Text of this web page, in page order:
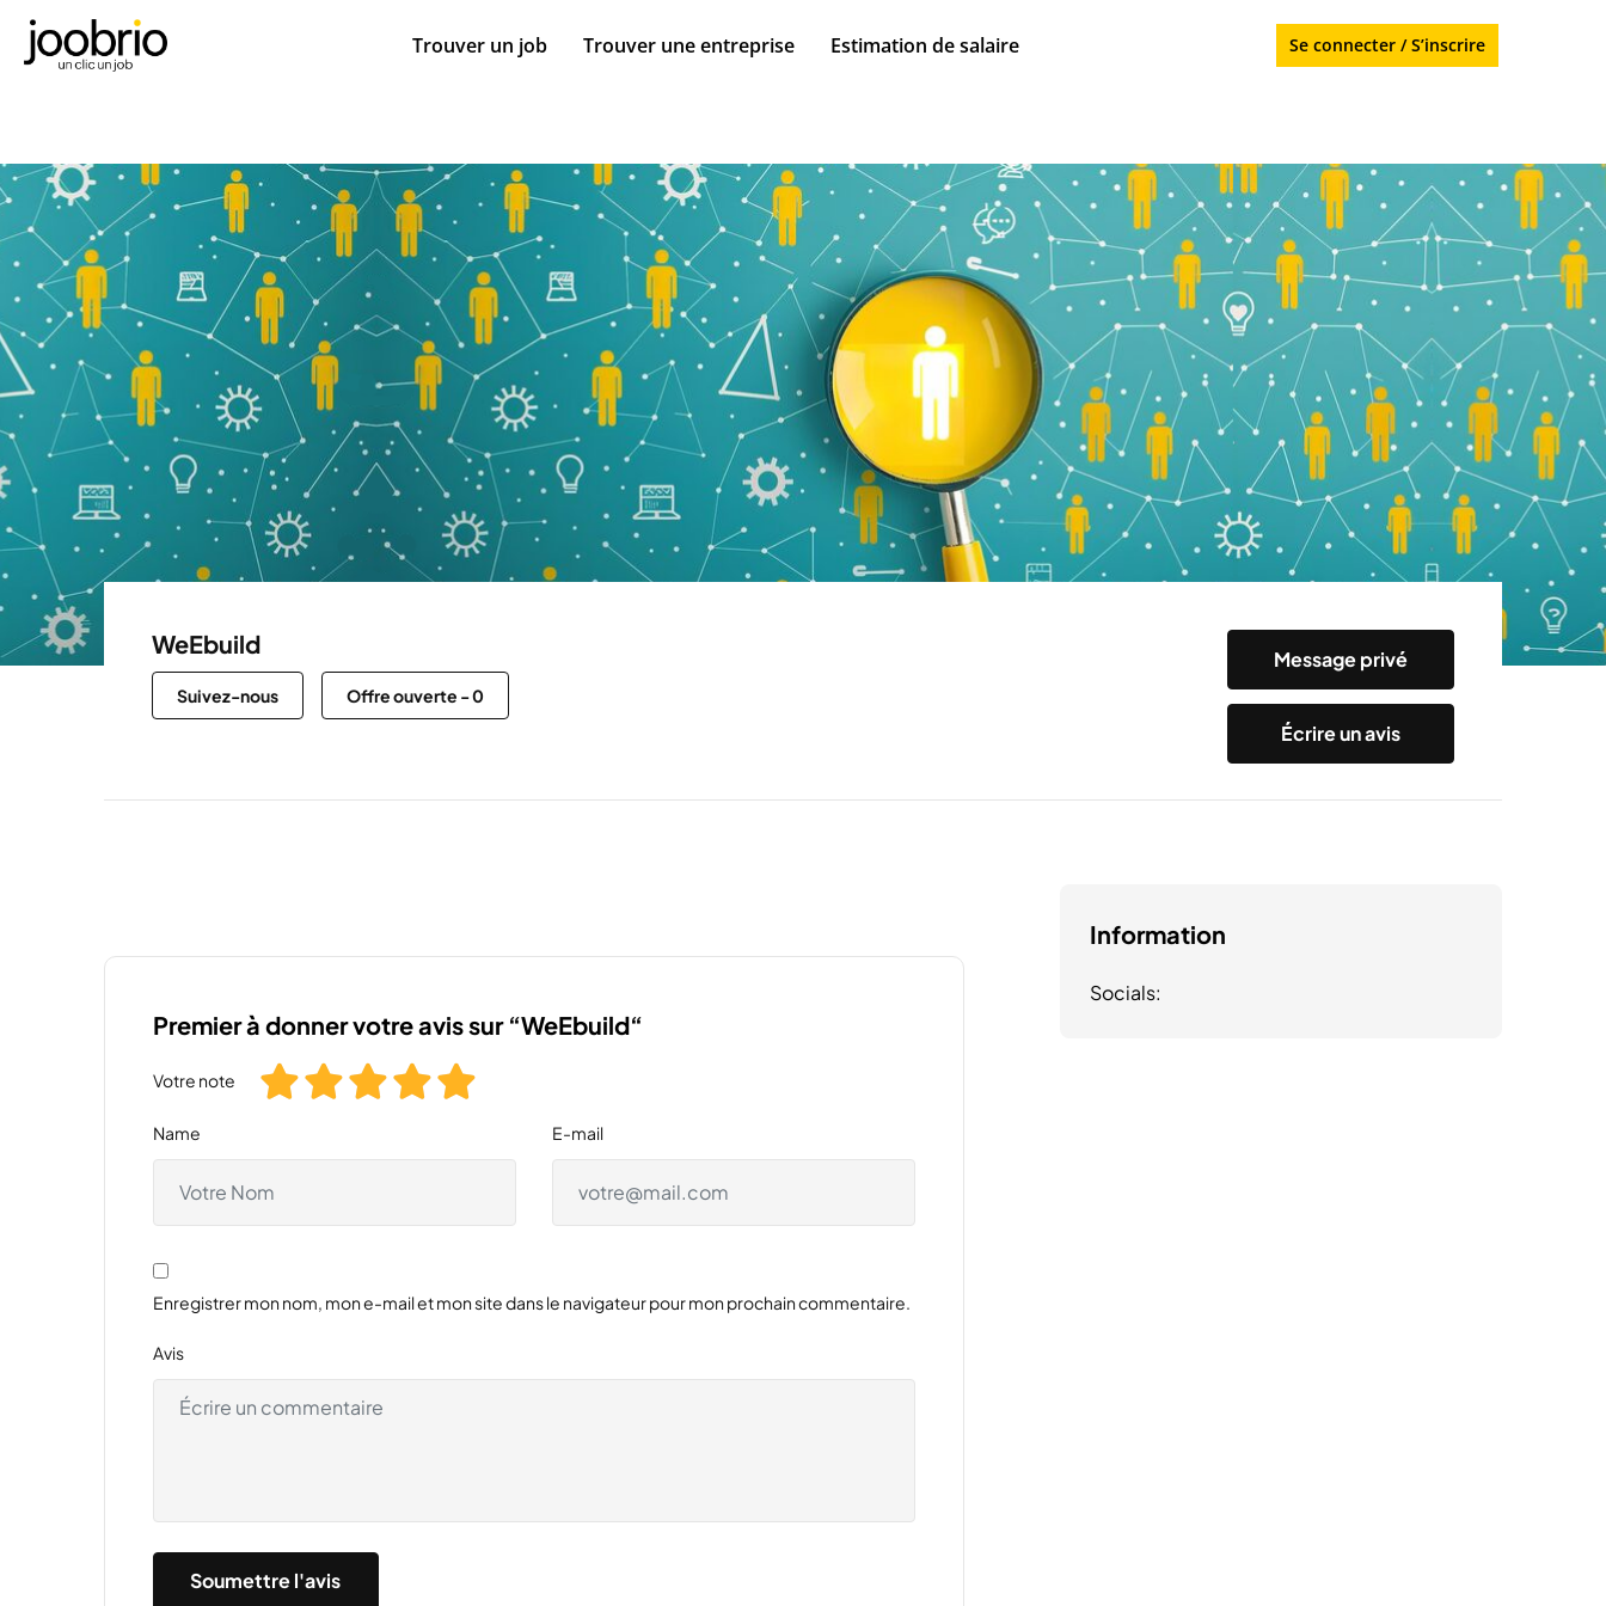
Trouver un job Trouver une entreprise Estimation de salaire Se connecter / S’inscrire
WeEbuild
Suivez-nous Offre ouverte -0
Message privé
Écrire un avis
Premier à donner votre avis sur “WeEbuild“
Votre note
Name E-mail
Enregistrer mon nom, mon e-mail et mon site dans le navigateur pour mon prochain commentaire.
Avis
Information
Socials: